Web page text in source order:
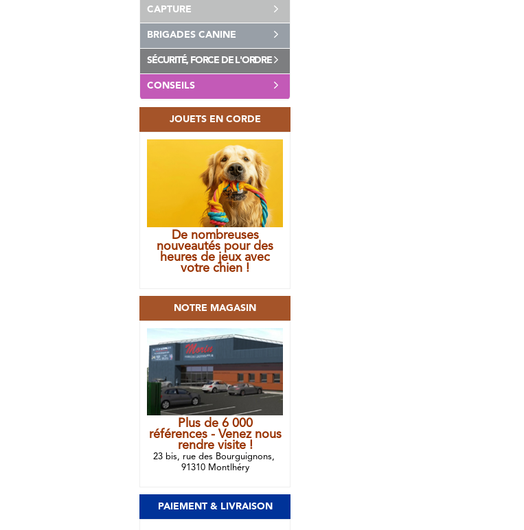
CAPTURE
BRIGADES CANINE
SÉCURITÉ, FORCE DE L'ORDRE
CONSEILS
JOUETS EN CORDE
De nombreuses
nouveautés pour des
heures de jeux avec
votre chien !
NOTRE MAGASIN
Plus de 6 000
références - Venez nous
rendre visite !
23 bis, rue des Bourguignons,
91310 Montlhéry
PAIEMENT & LIVRAISON